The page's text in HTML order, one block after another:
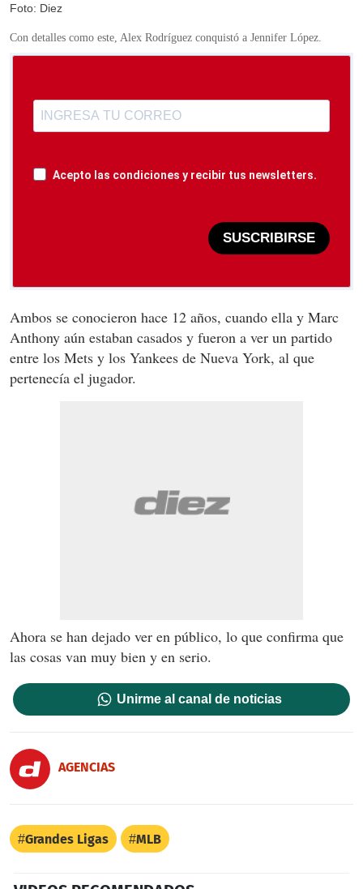
Foto: Diez
Con detalles como este, Alex Rodríguez conquistó a Jennifer López.
Acepto las condiciones y recibir tus newsletters.
SUSCRIBIRSE
Ambos se conocieron hace 12 años, cuando ella y Marc
Anthony aún estaban casados y fueron a ver un partido
entre los Mets y los Yankees de Nueva York, al que
pertenecía el jugador.
Ahora se han dejado ver en público, lo que confirma que
las cosas van muy bien y en serio.
Unirme al canal de noticias
AGENCIAS
Grandes Ligas MLB